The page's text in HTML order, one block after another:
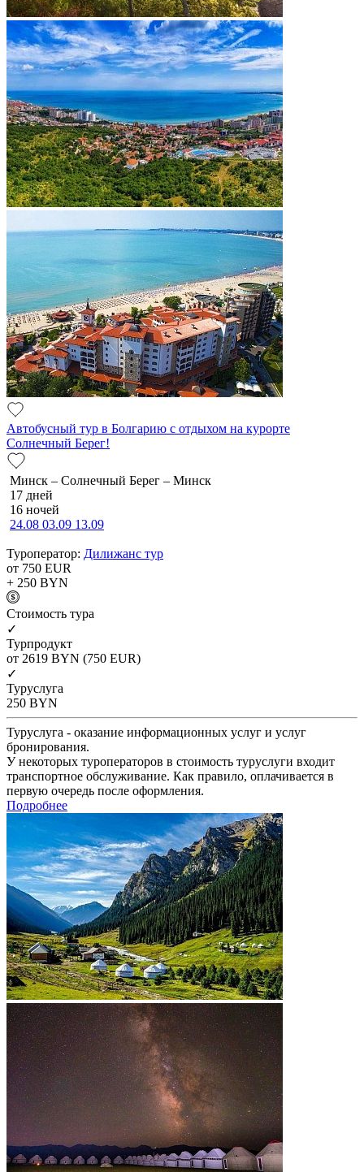
Автобусный тур в Болгарию с отдыхом на курорте
Солнечный Берег!
Минск – Солнечный Берег – Минск
17 дней
16 ночей
24.08 03.09 13.09
Туроператор: Дилижанс тур
от 750 EUR
+ 250 BYN
Cтоимость тура
✓
Турпродукт
от 2619 BYN (750 EUR)
✓
Туруслуга
250 BYN
Туруслуга - оказание информационных услуг и услуг
бронирования.
У некоторых туроператоров в стоимость туруслуги входит
транспортное обслуживание. Как правило, оплачивается в
первую очередь после оформления.
Подробнее